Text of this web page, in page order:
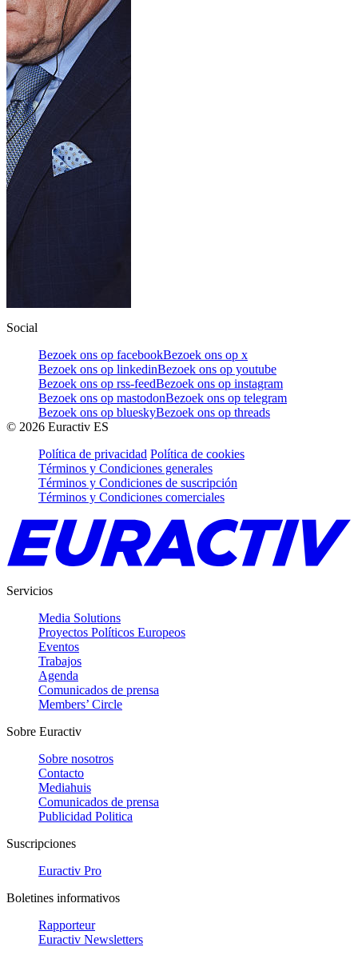
Social
Bezoek ons op facebookBezoek ons op x
Bezoek ons op linkedinBezoek ons op youtube
Bezoek ons op rss-feedBezoek ons op instagram
Bezoek ons op mastodonBezoek ons op telegram
Bezoek ons op blueskyBezoek ons op threads
© 2026 Euractiv ES
Política de privacidad Política de cookies
Términos y Condiciones generales
Términos y Condiciones de suscripción
Términos y Condiciones comerciales
Servicios
Media Solutions
Proyectos Políticos Europeos
Eventos
Trabajos
Agenda
Comunicados de prensa
Members’ Circle
Sobre Euractiv
Sobre nosotros
Contacto
Mediahuis
Comunicados de prensa
Publicidad Politica
Suscripciones
Euractiv Pro
Boletines informativos
Rapporteur
Euractiv Newsletters